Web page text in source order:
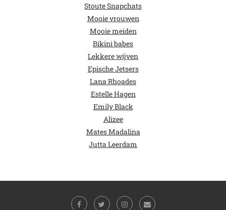
Stoute Snapchats
Mooie vrouwen
Mooie meiden
Bikini babes
Lekkere wijven
Epische Jetsers
Lana Rhoades
Estelle Hagen
Emily Black
Alizee
Mates Madalina
Jutta Leerdam